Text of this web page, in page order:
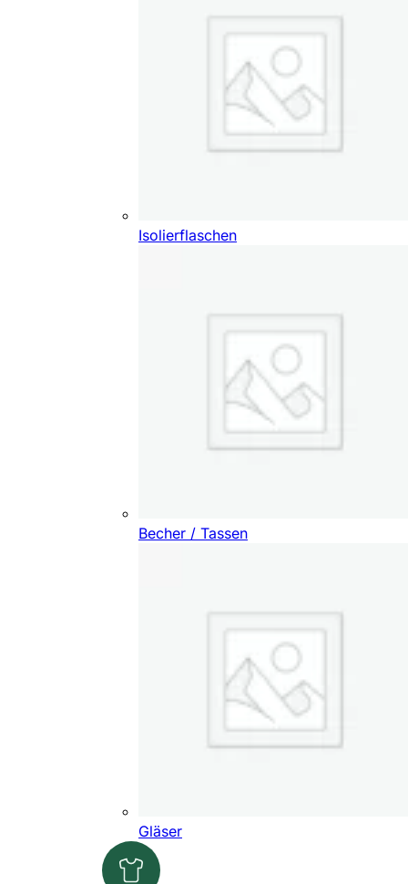
Isolierflaschen
Becher / Tassen
Gläser